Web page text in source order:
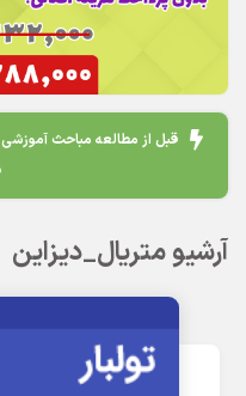
قبل از مطالعه مباحث
آرشیو متریال_دیزاین